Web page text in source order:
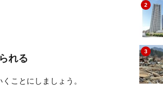
れる
ことにしましょう。
2
3